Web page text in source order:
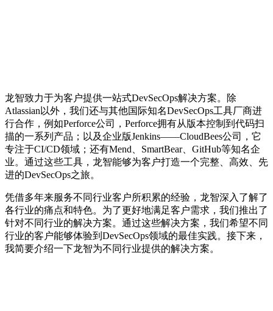
龙智致力于为客户提供一站式DevSecOps解决方案。除
Atlassian以外，我们还与其他国际知名DevSecOps工具厂商进
行合作，例如Perforce公司，Perforce拥有从版本控制到代码扫
描的一系列产品；以及企业版Jenkins——CloudBees公司，它
专注于CI/CD领域；还有Mend、SmartBear、GitHub等知名企
业。通过这些工具，龙智能够为客户打造一个完整、高效、先
进的DevSecOps之旅。
凭借多年来服务不同行业客户所积累的经验，龙智深入了解了
各行业的痛点和特色。为了更好地满足客户需求，我们推出了
针对不同行业的解决方案。通过这些解决方案，我们希望不同
行业的客户能够体验到DevSecOps领域的最佳实践。接下来，
我简要介绍一下龙智为不同行业提供的解决方案。